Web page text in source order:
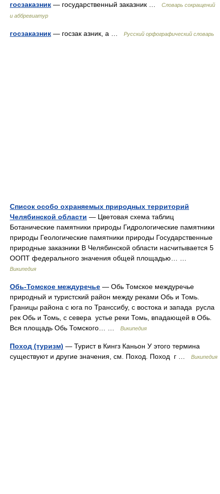
госзаказник — государственный заказник …
Словарь сокращений
и аббревиатур
госзаказник — госзак азник, а … Русский орфографический словарь
Список особо охраняемых природных территорий
Челябинской области — Цветовая схема таблиц
Ботанические памятники природы Гидрологические памятники
природы Геологические памятники природы Государственные
природные заказники В Челябинской области насчитывается 5
ООПТ федерального значения общей площадью… …
Википедия
Обь-Томское междуречье — Обь Томское междуречье
природный и туристский район между реками Обь и Томь.
Границы района с юга по Транссибу, с востока и запада русла
рек Обь и Томь, с севера устье реки Томь, впадающей в Обь.
Вся площадь Обь Томского… …
Википедия
Поход (туризм) — Турист в Кингз Каньон У этого термина
существуют и другие значения, см. Поход. Поход г …
Википедия